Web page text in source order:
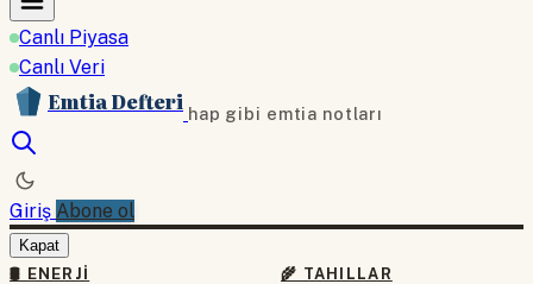
Canlı Piyasa
Canlı Veri
Emtia Defteri hap gibi emtia notları
Giriş Abone ol
Kapat
🛢 ENERJI
🌾 TAHILLAR